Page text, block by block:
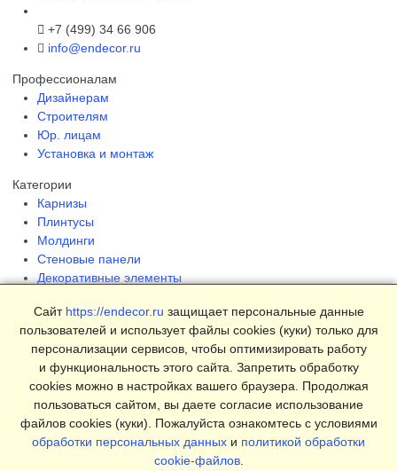
+7 (499) 34 66 906
info@endecor.ru
Профессионалам
Дизайнерам
Строителям
Юр. лицам
Установка и монтаж
Категории
Карнизы
Плинтусы
Молдинги
Стеновые панели
Декоративные элементы
Страницы
Интерьеры
Блог
Магазин
Условия продаж
Сайт https://endecor.ru защищает персональные данные
пользователей и использует файлы cookies (куки) только для
персонализации сервисов, чтобы оптимизировать работу
и функциональность этого сайта. Запретить обработку
cookies можно в настройках вашего браузера. Продолжая
пользоваться сайтом, вы даете согласие использование
файлов cookies (куки). Пожалуйста ознакомтесь с условиями
обработки персональных данных и политикой обработки
cookie-файлов.